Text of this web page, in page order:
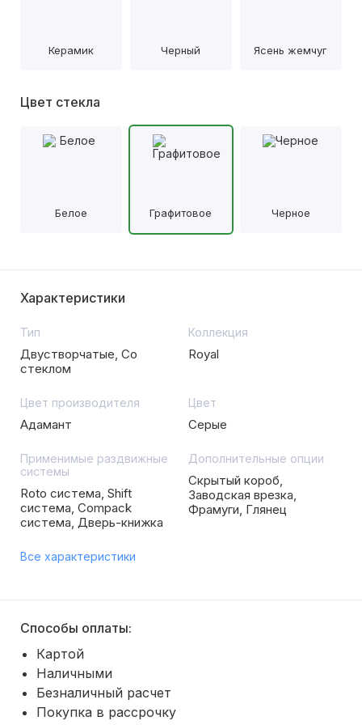
Керамик Черный Ясень жемчуг
Цвет стекла
Белое Графитовое Черное
Характеристики
Тип
Двустворчатые, Со
стеклом
Коллекция
Royal
Цвет производителя
Адамант
Цвет
Серые
Применимые раздвижные
системы
Roto система, Shift
система, Compack
система, Дверь-книжка
Дополнительные опции
Скрытый короб,
Заводская врезка,
Фрамуги, Глянец
Все характеристики
Способы оплаты:
Картой
Наличными
Безналичный расчет
Покупка в рассрочку